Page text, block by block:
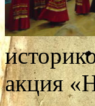
акция